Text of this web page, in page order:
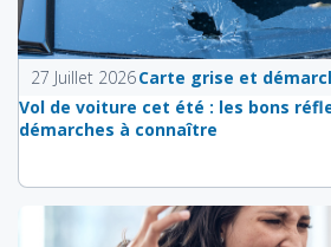
27 Juillet 2026Carte grise et
Vol de voiture cet été : les bons
démarches à connaître